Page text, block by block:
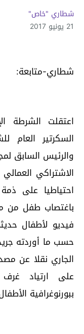
شطاري "خاص"
21 يونيو 2017
شطاري-متابعة:
السكرتير العام
والرئيس السابق
الاشتراكي
احتياطيا على
باغتصاب طفل من
فيديو لأطفال
الجاري نقلا عن
على ارتياد غرف
ببورنوغرافية